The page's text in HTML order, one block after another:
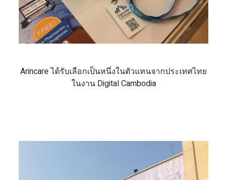
Arincare ได้รับเลือกเป็นหนึ่งในตัวแทนจากประเทศไทย
ในงาน Digital Cambodia